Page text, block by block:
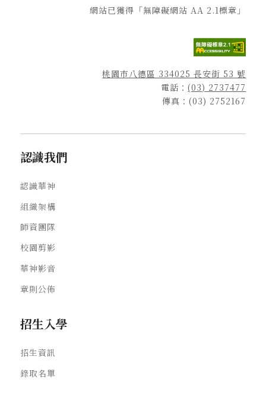
網站已獲得「無障礙網站 AA 2.1標章」
桃園市八德區 334025 長安街 53 號
電話：(03) 2737477
傳真：(03) 2752167
認識我們
認識華神
組織架構
師資團隊
校園剪影
華神影音
章則公佈
招生入學
招生資訊
錄取名單